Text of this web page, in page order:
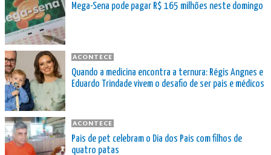
Mega-Sena pode pagar R$ 165 milhões neste domingo
ACONTECE
Quando a medicina encontra a ternura: Régis Angnes e
Eduardo Trindade vivem o desafio de ser pais e médicos
ACONTECE
Pais de pet celebram o Dia dos Pais com filhos de
quatro patas